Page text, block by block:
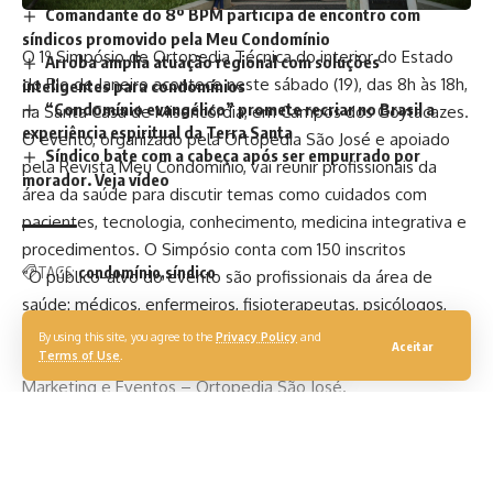
By using this site, you agree to the Privacy Policy and
Terms of Use
Aceitar
Comandante do 8º BPM participa de encontro com
síndicos promovido pela Meu Condomínio
Arroba amplia atuação regional com soluções
inteligentes para condomínios
“Condomínio evangélico” promete recriar no Brasil a
experiência espiritual da Terra Santa
Síndico bate com a cabeça após ser empurrado por
morador. Veja vídeo
TAGS: condomínio síndico
O 1º Simpósio de Ortopedia Técnica do interior do Estado
do Rio de Janeiro acontece neste sábado (19), das 8h às 18h,
na Santa Casa de Misericórdia, em Campos dos Goytacazes.
O evento, organizado pela Ortopedia São José e apoiado
pela Revista Meu Condomínio, vai reunir profissionais da
área da saúde para discutir temas como cuidados com
pacientes, tecnologia, conhecimento, medicina integrativa e
procedimentos. O Simpósio conta com 150 inscritos
“O público-alvo do evento são profissionais da área de
saúde: médicos, enfermeiros, fisioterapeutas, psicólogos,
cuidadores de idosos, terapeuta ocupacional, técnicos de
enfermagem, entre outros”, disse Camila Cunha, sócia –
Marketing e Eventos – Ortopedia São José.